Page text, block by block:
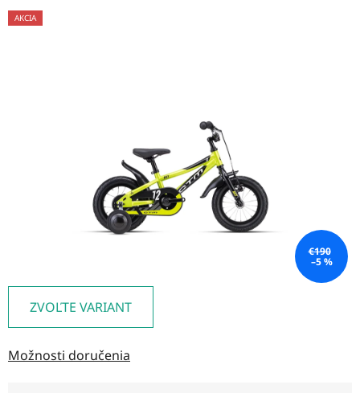
ZVOĽTE VARIANT
Možnosti doručenia
produktu
AKCIA
€190
–5 %